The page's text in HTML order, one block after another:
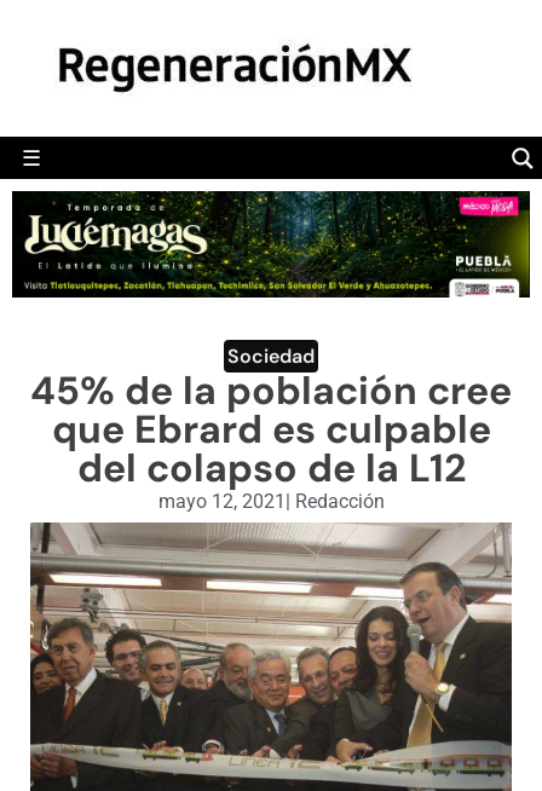
☰
POLÍTICA
CAMALEÓN
OPINIÓN
DEPORTES
ENGLISH SECTION
VIDEOS
Sociedad
45% de la población cree
que Ebrard es culpable
del colapso de la L12
mayo 12, 2021 | Redacción